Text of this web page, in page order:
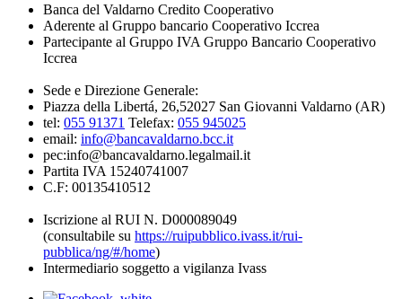
Banca del Valdarno Credito Cooperativo
Aderente al Gruppo bancario Cooperativo Iccrea
Partecipante al Gruppo IVA Gruppo Bancario Cooperativo
Iccrea
Sede e Direzione Generale:
Piazza della Libertá, 26,52027 San Giovanni Valdarno (AR)
tel: 055 91371 Telefax: 055 945025
email: info@bancavaldarno.bcc.it
pec:info@bancavaldarno.legalmail.it
Partita IVA 15240741007
C.F: 00135410512
Iscrizione al RUI N. D000089049
(consultabile su https://ruipubblico.ivass.it/rui-
pubblica/ng/#/home)
Intermediario soggetto a vigilanza Ivass